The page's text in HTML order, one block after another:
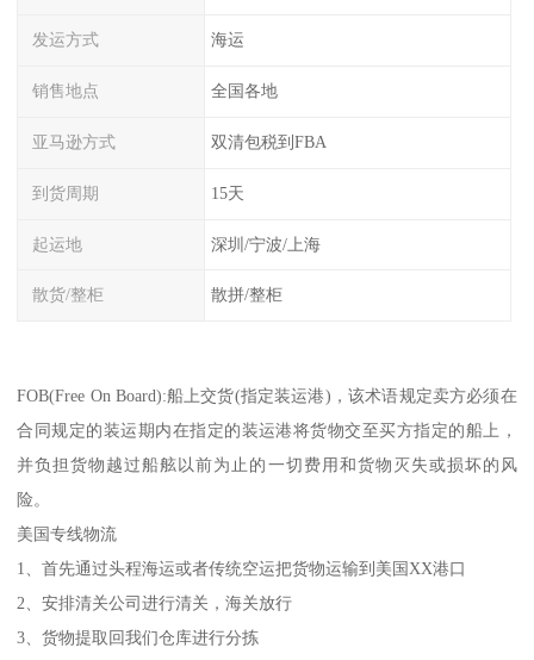
发运方式 海运
销售地点 全国各地
亚马逊方式 双清包税到FBA
到货周期 15天
起运地 深圳/宁波/上海
散货/整柜 散拼/整柜
FOB(Free On Board):船上交货(指定装运港)，该术语规定卖方必须在
合同规定的装运期内在指定的装运港将货物交至买方指定的船上，
并负担货物越过船舷以前为止的一切费用和货物灭失或损坏的风
险。
美国专线物流
1、首先通过头程海运或者传统空运把货物运输到美国XX港口
2、安排清关公司进行清关，海关放行
3、货物提取回我们仓库进行分拣